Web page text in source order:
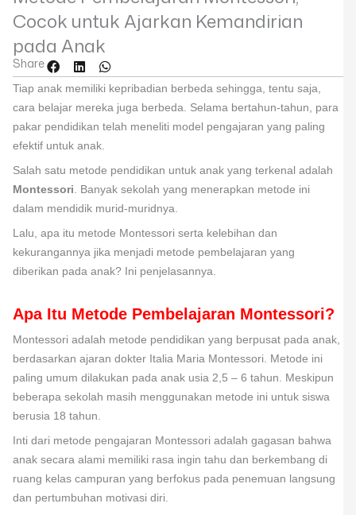
Cocok untuk Ajarkan Kemandirian
pada Anak
Share
Tiap anak memiliki kepribadian berbeda sehingga, tentu saja,
cara belajar mereka juga berbeda. Selama bertahun-tahun, para
pakar pendidikan telah meneliti model pengajaran yang paling
efektif untuk anak.
Salah satu metode pendidikan untuk anak yang terkenal adalah
Montessori . Banyak sekolah yang menerapkan metode ini
dalam mendidik murid-muridnya.
Lalu, apa itu metode Montessori serta kelebihan dan
kekurangannya jika menjadi metode pembelajaran yang
diberikan pada anak? Ini penjelasannya.
Apa Itu Metode Pembelajaran Montessori?
Montessori adalah metode pendidikan yang berpusat pada anak,
berdasarkan ajaran dokter Italia Maria Montessori. Metode ini
paling umum dilakukan pada anak usia 2,5 – 6 tahun. Meskipun
beberapa sekolah masih menggunakan metode ini untuk siswa
berusia 18 tahun.
Inti dari metode pengajaran Montessori adalah gagasan bahwa
anak secara alami memiliki rasa ingin tahu dan berkembang di
ruang kelas campuran yang berfokus pada penemuan langsung
dan pertumbuhan motivasi diri.